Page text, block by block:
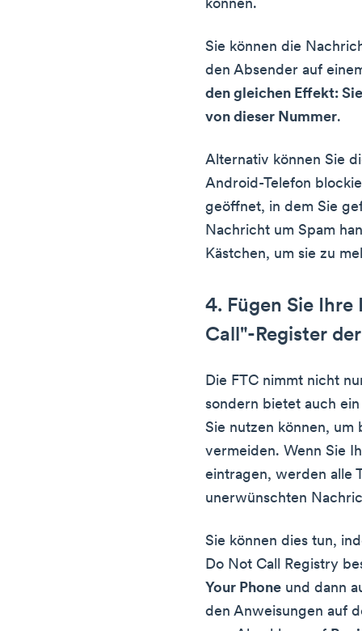
können.
Sie können die
den Absender auf
den gleichen Effekt:
von dieser Nummer.
Alternativ können Sie
Android-Telefon
geöffnet, in dem Sie
Nachricht um Spam
Kästchen, um sie zu
4. Fügen Sie
Call"-Register
Die FTC nimmt nicht
sondern bietet auch
Sie nutzen können, um
vermeiden. Wenn Sie
eintragen, werden alle
unerwünschten
Sie können dies tun,
Do Not Call Registry
Your Phone und dann
den Anweisungen auf